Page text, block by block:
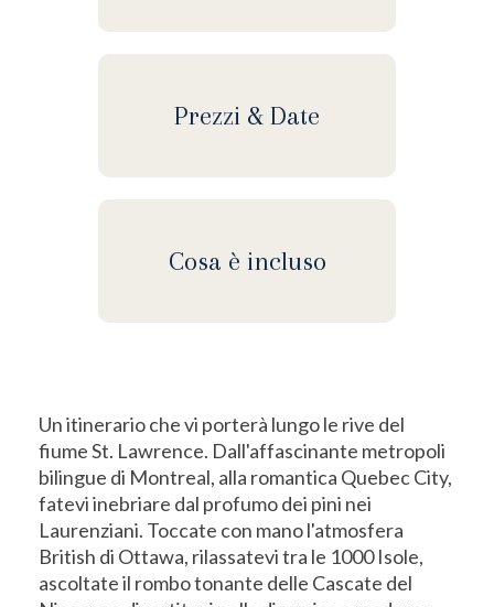
Prezzi & Date
Cosa è incluso
Un itinerario che vi porterà lungo le rive del
fiume St. Lawrence. Dall'affascinante metropoli
bilingue di Montreal, alla romantica Quebec City,
fatevi inebriare dal profumo dei pini nei
Laurenziani. Toccate con mano l'atmosfera
British di Ottawa, rilassatevi tra le 1000 Isole,
ascoltate il rombo tonante delle Cascate del